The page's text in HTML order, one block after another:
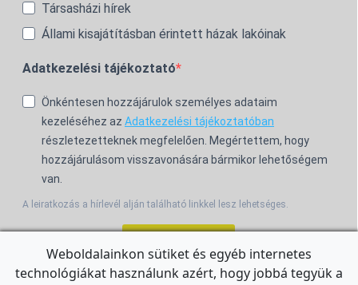
Társasházi hírek
Állami kisajátításban érintett házak lakóinak
Adatkezelési tájékoztató
Önkéntesen hozzájárulok személyes adataim
kezeléséhez az Adatkezelési tájékoztatóban
részletezetteknek megfelelően. Megértettem, hogy
hozzájárulásom visszavonására bármikor lehetőségem
van.
A leiratkozás a hírlevél alján található linkkel lesz lehetséges.
Weboldalainkon sütiket és egyéb internetes
technológiákat használunk azért, hogy jobbá tegyük a